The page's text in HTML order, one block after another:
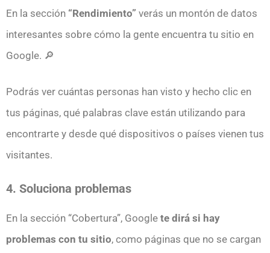
En la sección “Rendimiento” verás un montón de datos
interesantes sobre cómo la gente encuentra tu sitio en
Google. 🔎
Podrás ver cuántas personas han visto y hecho clic en
tus páginas, qué palabras clave están utilizando para
encontrarte y desde qué dispositivos o países vienen tus
visitantes.
4. Soluciona problemas
En la sección “Cobertura”, Google te dirá si hay
problemas con tu sitio, como páginas que no se cargan